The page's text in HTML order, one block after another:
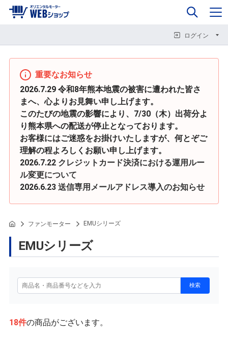
企業情報
ログイン
カート 0
重要なお知らせ
2026.7.29 令和8年熊本地震の被害に遭われた皆さ
まへ、心よりお見舞い申し上げます。
このたびの地震の影響により、7/30（木）出荷分よ
り熊本県への配送が停止となっております。
お客様にはご迷惑をお掛けいたしますが、何とぞご
理解の程よろしくお願い申し上げます。
2026.7.22 クレジットカード決済における運用ルー
ル変更について
2026.6.23 送信専用メールアドレス導入のお知らせ
ファンモーター EMUシリーズ
EMUシリーズ
18件の商品がございます。